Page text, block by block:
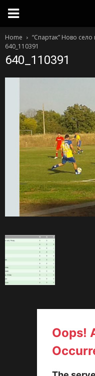
Home
“Спартак” Ново
640_110391
640_110391